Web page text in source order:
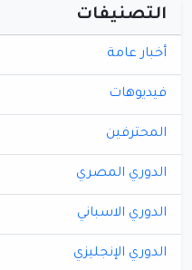
التصنيفات
أخبار عامة
فيديوهات
المحترفين
الدوري المصري
الدوري الاسباني
الدوري الإنجليزي